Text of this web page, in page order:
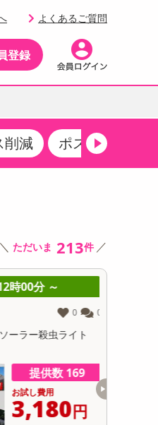
よくあるご質問
登録
削減 ポストにお届け
＼ ただいま 213件 ／
時00分 ～
0 0
ーラー殺虫ライト
提供数 169
お試し費用
3,180円